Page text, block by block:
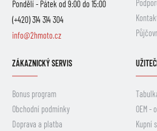
Pondělí - Pátek od 9:00 do 15:00
(+420) 314 314 304
info@2hmoto.cz
ZÁKAZNICKÝ SERVIS
Bonus program
Obchodní podmínky
Doprava a platba
OEM
Kupní